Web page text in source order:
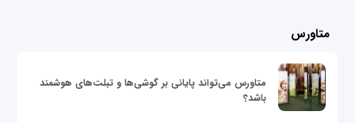
متاورس
متاورس می‌تواند پایانی بر گوشی‌ها و تبلت‌های هوشمند
باشد؟